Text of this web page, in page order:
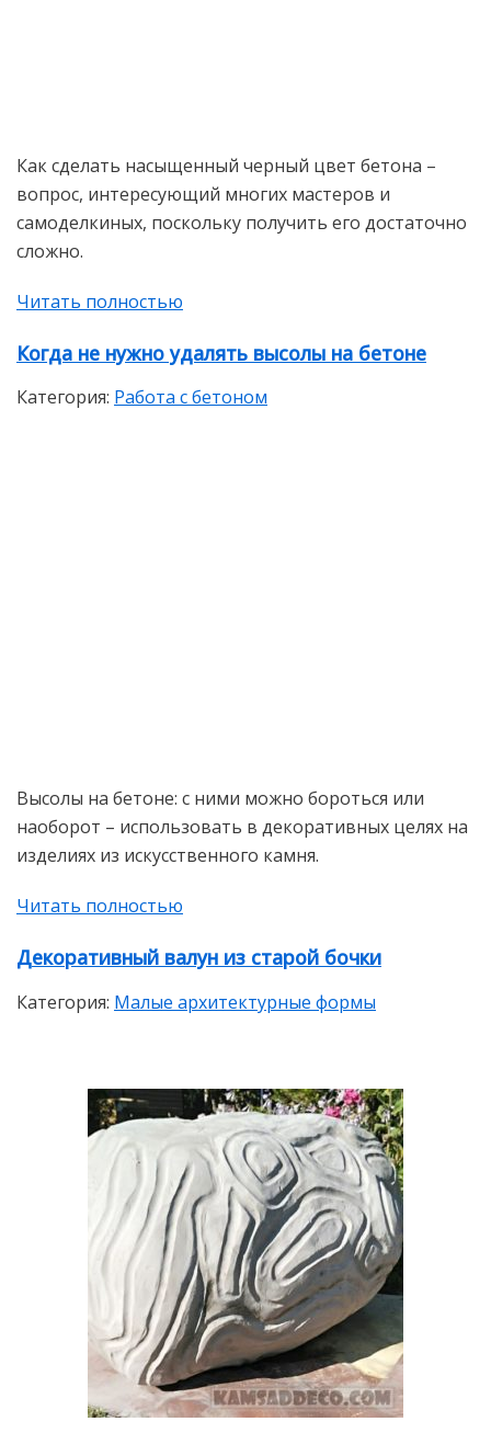
Как сделать насыщенный черный цвет бетона –
вопрос, интересующий многих мастеров и
самоделкиных, поскольку получить его достаточно
сложно.
Читать полностью
Когда не нужно удалять высолы на бетоне
Категория: Работа с бетоном
Высолы на бетоне: с ними можно бороться или
наоборот – использовать в декоративных целях на
изделиях из искусственного камня.
Читать полностью
Декоративный валун из старой бочки
Категория: Малые архитектурные формы